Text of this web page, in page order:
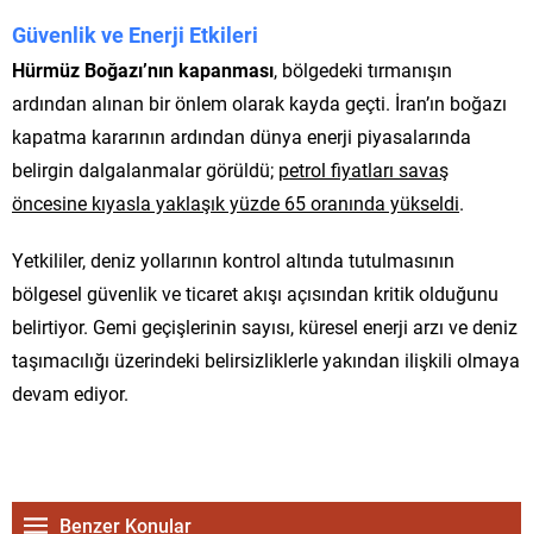
Güvenlik ve Enerji Etkileri
Hürmüz Boğazı’nın kapanması, bölgedeki tırmanışın
ardından alınan bir önlem olarak kayda geçti. İran’ın boğazı
kapatma kararının ardından dünya enerji piyasalarında
belirgin dalgalanmalar görüldü; petrol fiyatları savaş
öncesine kıyasla yaklaşık yüzde 65 oranında yükseldi.
Yetkililer, deniz yollarının kontrol altında tutulmasının
bölgesel güvenlik ve ticaret akışı açısından kritik olduğunu
belirtiyor. Gemi geçişlerinin sayısı, küresel enerji arzı ve deniz
taşımacılığı üzerindeki belirsizliklerle yakından ilişkili olmaya
devam ediyor.
Benzer Konular